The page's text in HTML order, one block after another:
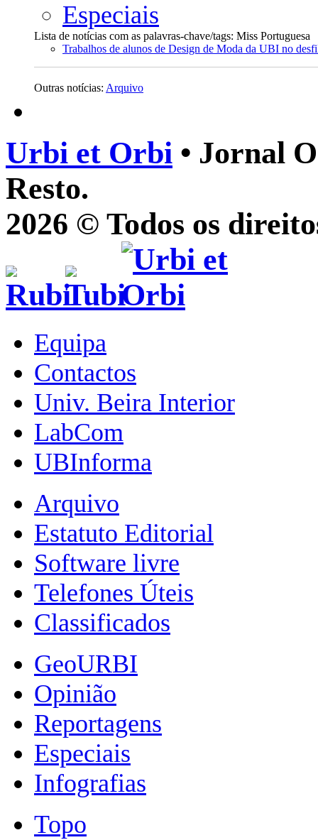
Especiais
Lista de notícias com as palavras-chave/tags: Miss Portuguesa
Trabalhos de alunos de Design de Moda da UBI no
Outras notícias: Arquivo
Urbi et Orbi • Jornal
Resto.
2026 © Todos os
Equipa
Contactos
Univ. Beira Interior
LabCom
UBInforma
Arquivo
Estatuto Editorial
Software livre
Telefones Úteis
Classificados
GeoURBI
Opinião
Reportagens
Especiais
Infografias
Topo